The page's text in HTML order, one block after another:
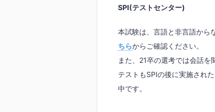
SPI(テストセンター)
本試験は、言語と非言語から
ちらからご確認ください。
また、21卒の選考では会話
テストもSPIの後に実施され
中です。